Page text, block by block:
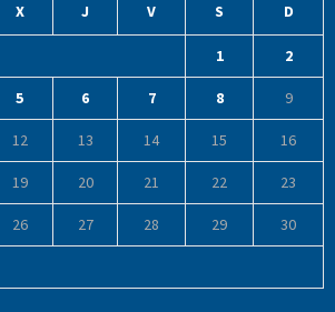
X J V S D
1 2
5 6 7 8 9
12 13 14 15 16
19 20 21 22 23
26 27 28 29 30